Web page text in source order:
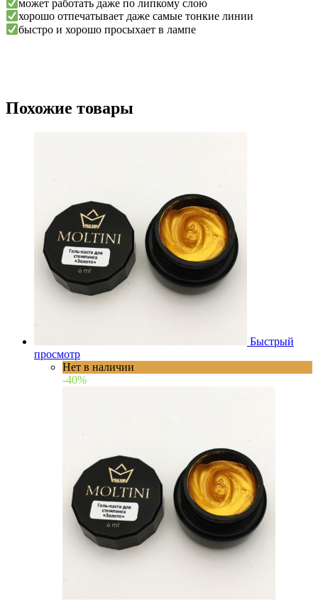
может работать даже по липкому слою
хорошо отпечатывает даже самые тонкие линии
быстро и хорошо просыхает в лампе
Похожие товары
Быстрый
просмотр
Нет в наличии
-40%